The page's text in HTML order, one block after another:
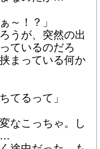
～！？」
うが、突然の出
ているのだろ
まっている何か
てるって」
なこっちゃ。し
…